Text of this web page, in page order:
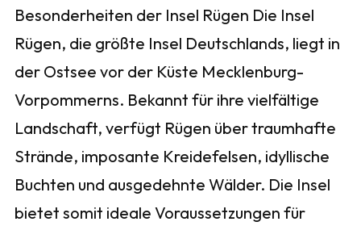
Besonderheiten der Insel Rügen Die Insel
Rügen, die größte Insel Deutschlands, liegt in
der Ostsee vor der Küste Mecklenburg-
Vorpommerns. Bekannt für ihre vielfältige
Landschaft, verfügt Rügen über traumhafte
Strände, imposante Kreidefelsen, idyllische
Buchten und ausgedehnte Wälder. Die Insel
bietet somit ideale Voraussetzungen für